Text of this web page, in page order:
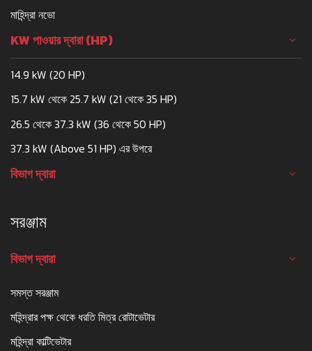
মাহিন্দ্রা নভো
KW পাওয়ার দ্বারা (HP)
14.9 kW (20 HP)
15.7 kW থেকে 25.7 kW (21 থেকে 35 HP)
26.5 থেকে 37.3 kW (36 থেকে 50 HP)
37.3 kW (Above 51 HP) এর উপরে
বিভাগ দ্বারা
সরঞ্জাম
বিভাগ দ্বারা
সমস্ত সরঞ্জাম
মহিন্দ্রার পক্ষ থেকে ধরতি মিত্র রোটাভেটার
মহিন্দ্রা কাল্টিভেটার